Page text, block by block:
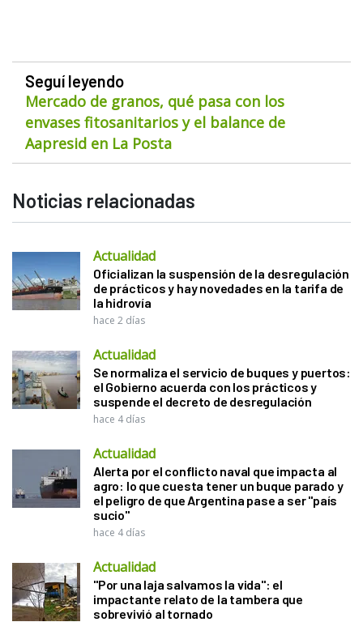
Seguí leyendo
Mercado de granos, qué pasa con los
envases fitosanitarios y el balance de
Aapresid en La Posta
Noticias relacionadas
Actualidad
Oficializan la suspensión de la desregulación
de prácticos y hay novedades en la tarifa de
la hidrovía
hace 2 días
Actualidad
Se normaliza el servicio de buques y puertos:
el Gobierno acuerda con los prácticos y
suspende el decreto de desregulación
hace 4 días
Actualidad
Alerta por el conflicto naval que impacta al
agro: lo que cuesta tener un buque parado y
el peligro de que Argentina pase a ser "país
sucio"
hace 4 días
Actualidad
"Por una laja salvamos la vida": el
impactante relato de la tambera que
sobrevivió al tornado